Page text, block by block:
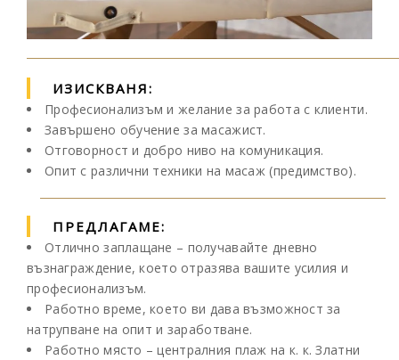
ИЗИСКВАНЯ:
Професионализъм и желание за работа с клиенти.
Завършено обучение за масажист.
Отговорност и добро ниво на комуникация.
Опит с различни техники на масаж (предимство).
ПРЕДЛАГАМЕ:
Отлично заплащане – получавайте дневно
възнаграждение, което отразява вашите усилия и
професионализъм.
Работно време, което ви дава възможност за
натрупване на опит и заработване.
Работно място – централния плаж на к. к. Златни